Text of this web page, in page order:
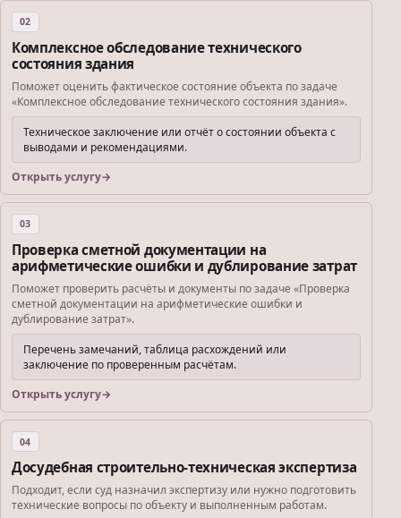
02
Комплексное обследование технического
состояния здания
Поможет оценить фактическое состояние объекта по задаче
«Комплексное обследование технического состояния здания».
Техническое заключение или отчёт о состоянии объекта с
выводами и рекомендациями.
Открыть услугу
03
Проверка сметной документации на
арифметические ошибки и дублирование затрат
Поможет проверить расчёты и документы по задаче «Проверка
сметной документации на арифметические ошибки и
дублирование затрат».
Перечень замечаний, таблица расхождений или
заключение по проверенным расчётам.
Открыть услугу
04
Досудебная строительно-техническая экспертиза
Подходит, если суд назначил экспертизу или нужно подготовить
технические вопросы по объекту и выполненным работам.